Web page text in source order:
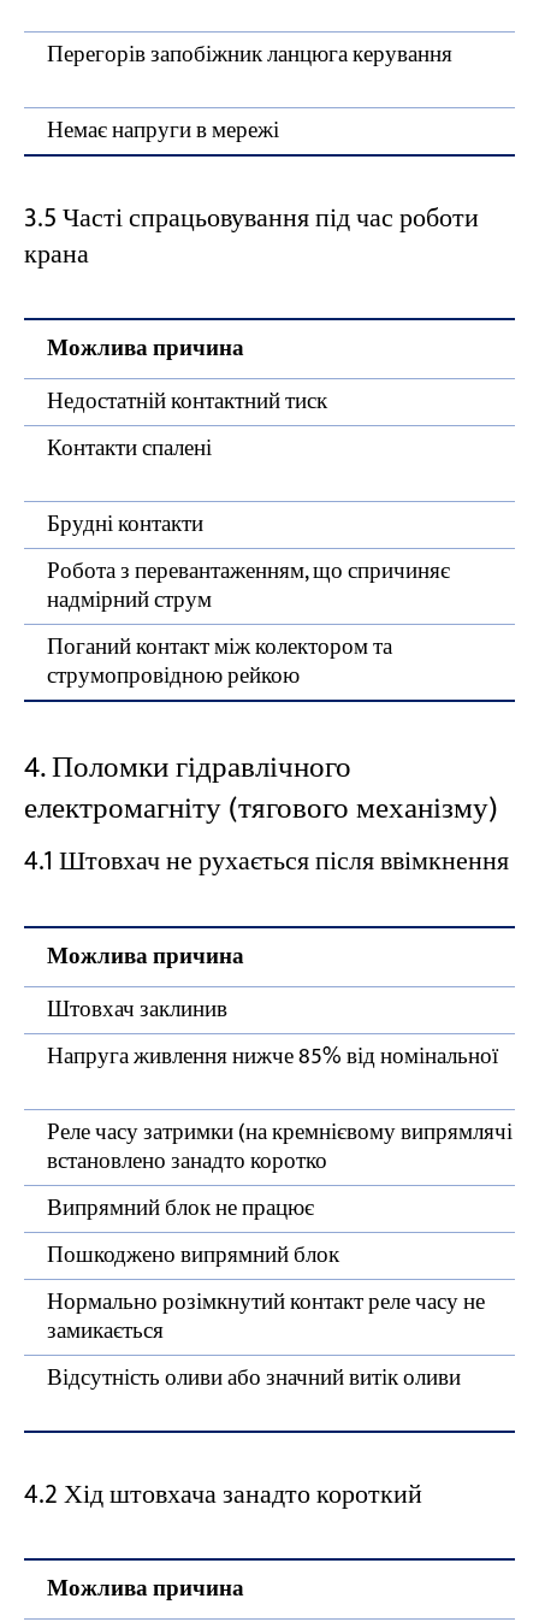
Перегорів запобіжник ланцюга керування
Немає напруги в мережі
3.5 Часті спрацьовування під час роботи
крана
Можлива причина
Недостатній контактний тиск
Контакти спалені
Брудні контакти
Робота з перевантаженням, що спричиняє
надмірний струм
Поганий контакт між колектором та
струмопровідною рейкою
4. Поломки гідравлічного
електромагніту (тягового механізму)
4.1 Штовхач не рухається після ввімкнення
Можлива причина
Штовхач заклинив
Напруга живлення нижче 85% від номінальної
Реле часу затримки (на кремнієвому випрямлячі
встановлено занадто коротко
Випрямний блок не працює
Пошкоджено випрямний блок
Нормально розімкнутий контакт реле часу не
замикається
Відсутність оливи або значний витік оливи
4.2 Хід штовхача занадто короткий
Можлива причина